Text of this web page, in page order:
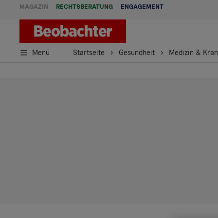
MAGAZIN RECHTSBERATUNG ENGAGEMENT
Menü Startseite Gesundheit Medizin &